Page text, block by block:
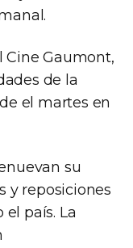
Cine Gaumont,
de la
el martes en
su
y reposiciones
el país. La